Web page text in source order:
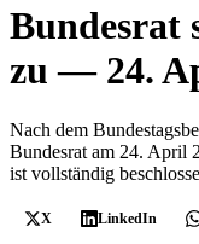
Bundesrat
zu — 24.
Nach dem
Bundesrat am 24. April
ist vollständig
X LinkedIn